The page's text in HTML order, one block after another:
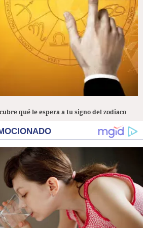
qué le espera a tu signo del zodiaco